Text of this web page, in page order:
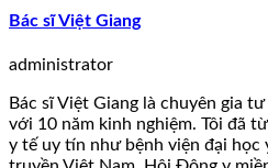
Bác sĩ Việt Giang
administrator
Bác sĩ Việt Giang là chuyên gia
với 10 năm kinh nghiệm. Tôi đã
y tế uy tín như bệnh viện đại học